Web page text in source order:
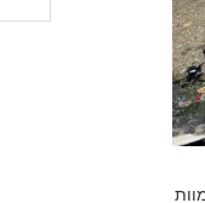
מוות